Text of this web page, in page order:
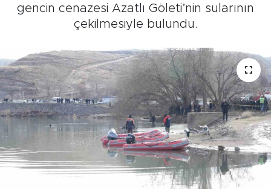
gencin cenazesi Azatlı Göleti’nin sularının
çekilmesiyle bulundu.
Sağlık
Kültür Sanat
Tarihçe
Resmi İlanlar
Tüm Manşetler
Son Dakika Haberleri
Haber Arşivi